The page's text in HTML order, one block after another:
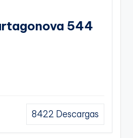
544
8422 Descargas